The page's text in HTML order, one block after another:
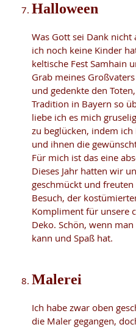
Halloween
Was Gott sei Dank
ich noch keine Kinder
keltische Fest Samhain
Grab meines
und gedenkte den
Tradition in Bayern so
liebe ich es mich
zu beglücken, indem
und ihnen die
Für mich ist das eine
Dieses Jahr hatten wir
geschmückt und
Besuch, der
Kompliment für unsere
Deko. Schön, wenn
kann und Spaß hat.
Malerei
Ich habe zwar oben
die Maler gegangen,